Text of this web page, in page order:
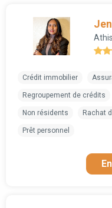
Crédit immobilier
Regroupement de crédits
Non résidents Rachat
Prêt personnel